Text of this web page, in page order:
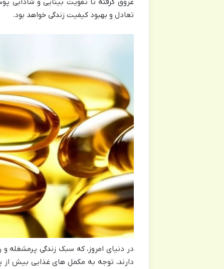
عروق گرفته تا تقویت بینایی و شادابی
تعادل و بهبود کیفیت زندگی خواهد بود.
در دنیای امروز، که سبک زندگی پرمشغله